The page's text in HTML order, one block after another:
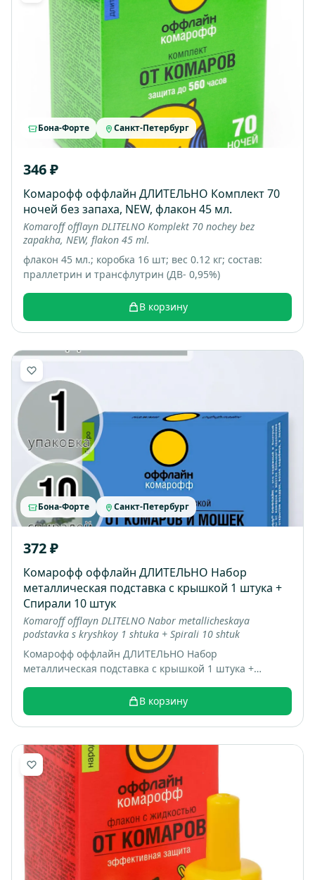
Бона-Форте Санкт-Петербург
346 ₽
Комарофф оффлайн ДЛИТЕЛЬНО Комплект 70
ночей без запаха, NEW, флакон 45 мл.
Komaroff offlayn DLITELNO Komplekt 70 nochey bez
zapakha, NEW, flakon 45 ml.
флакон 45 мл.; коробка 16 шт; вес 0.12 кг; состав:
праллетрин и трансфлутрин (ДВ- 0,95%)
В корзину
Бона-Форте Санкт-Петербург
372 ₽
Комарофф оффлайн ДЛИТЕЛЬНО Набор
металлическая подставка с крышкой 1 штука +
Спирали 10 штук
Komaroff offlayn DLITELNO Nabor metallicheskaya
podstavka s kryshkoy 1 shtuka + Spirali 10 shtuk
Комарофф оффлайн ДЛИТЕЛЬНО Набор
металлическая подставка с крышкой 1 штука +
В корзину